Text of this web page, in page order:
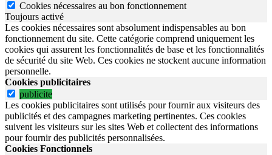
Cookies nécessaires au bon fonctionnement
Toujours activé
Les cookies nécessaires sont absolument indispensables au bon
fonctionnement du site. Cette catégorie comprend uniquement les
cookies qui assurent les fonctionnalités de base et les fonctionnalités
de sécurité du site Web. Ces cookies ne stockent aucune information
personnelle.
Cookies publicitaires
publicite
Les cookies publicitaires sont utilisés pour fournir aux visiteurs des
publicités et des campagnes marketing pertinentes. Ces cookies
suivent les visiteurs sur les sites Web et collectent des informations
pour fournir des publicités personnalisées.
Cookies Fonctionnels